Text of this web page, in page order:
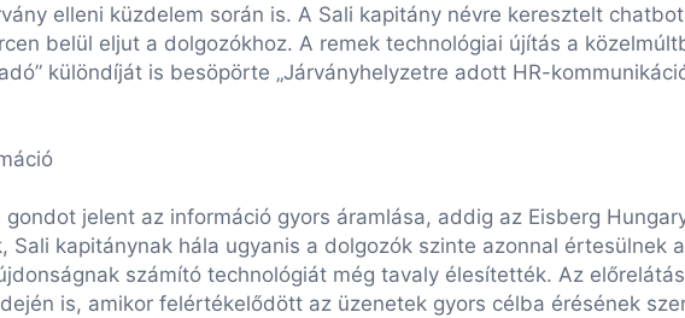
elleni küzdelem során is. A Sali kapitány névre keresztelt
belül eljut a dolgozókhoz. A remek technológiai újítás a
különdíját is besöpörte „Járványhelyzetre adott HR-
jelent az információ gyors áramlása, addig az Eisberg
Sali kapitánynak hála ugyanis a dolgozók szinte azonnal értesülnek
számító technológiát még tavaly élesítették. Az
is, amikor felértékelődött az üzenetek gyors célba érésének